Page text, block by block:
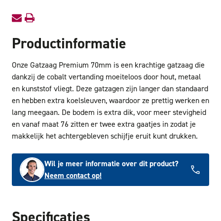
Productinformatie
Onze Gatzaag Premium 70mm is een krachtige gatzaag die
dankzij de cobalt vertanding moeiteloos door hout, metaal
en kunststof vliegt. Deze gatzagen zijn langer dan standaard
en hebben extra koelsleuven, waardoor ze prettig werken en
lang meegaan. De bodem is extra dik, voor meer stevigheid
en vanaf maat 76 zitten er twee extra gaatjes in zodat je
makkelijk het achtergebleven schijfje eruit kunt drukken.
Wil je meer informatie over dit product?
Neem contact op!
Specificaties